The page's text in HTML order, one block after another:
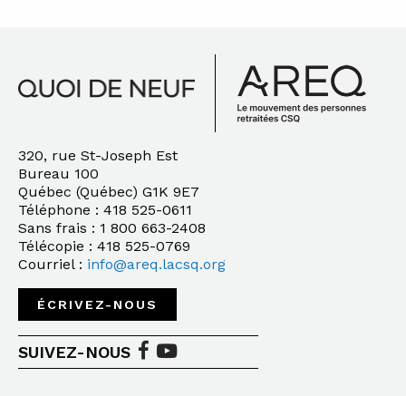
320, rue St-Joseph Est
Bureau 100
Québec (Québec) G1K 9E7
Téléphone : 418 525-0611
Sans frais : 1 800 663-2408
Télécopie : 418 525-0769
Courriel : info@areq.lacsq.org
ÉCRIVEZ-NOUS
SUIVEZ-NOUS